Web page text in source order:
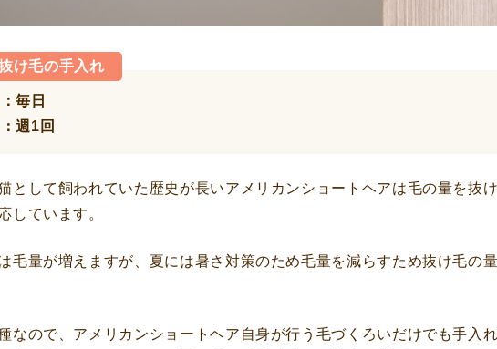
け毛の手入れ
毎日
週1回
として飼われていた歴史が長いアメリカンショートヘアは毛の量を抜
しています。
毛量が増えますが、夏には暑さ対策のため毛量を減らすため抜け毛の
なので、アメリカンショートヘア自身が行う毛づくろいだけでも手入